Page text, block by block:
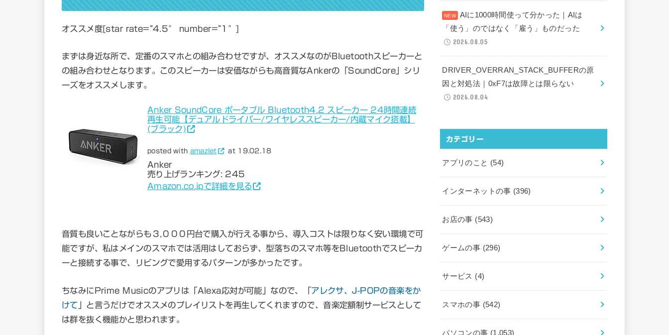
オススメ度[star rate=”4.5″ number=”1″]
まずは身近な所で、定番のスマホとの組み合わせですが、オススメなのがBluetoothスピーカーと
の組み合わせとなります。このスピーカーは安価ながらも高音質なAnkerの「SoundCore」シリ
ーズをオススメします。
Anker SoundCore ポータブル Bluetooth4.2 スピーカー 24時間連続
再生可能【デュアルドライバー/ワイヤレススピーカー/内蔵マイク搭載】
(ブラック)
posted with amazlet at 19.02.18
Anker
売り上げランキング: 245
Amazon.co.jpで詳細を見る
音質も良いことながらも３,０００円台で購入が行える事から、導入コストは限りなく安い環境で可
能ですが、私はメインのスマホでは活用はしておらず、型落ちのスマホ等をBluetoothでスピーカ
ーと接続する事で、リビングで愛用するパターンが多かったです。
ちなみにPrime Musicのアプリは「Alexa応対が可能」なので、「アレクサ、J-POPの音楽をか
けて 」と言うだけでオススメのプレイリストを再生してくれますので、音楽定額制サービスとして
は群を抜く機能かと思われます。
AIに1000時間使って分かった｜AIは
「使う」のではなく「雇う」ものだった
2026.08.05
DRIVER_OVERRAN_STACK_BUFFERの原
因と対処法｜0xF7は故障とは限らない
2026.08.04
カテゴリー
アプリのこと (54)
インターネットの事 (396)
お店の事 (543)
ゲームの事 (296)
サービス (4)
スマホの事 (542)
パソコンの事 (1,053)